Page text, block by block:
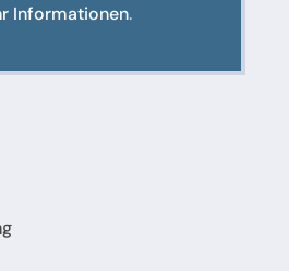
Informationen.